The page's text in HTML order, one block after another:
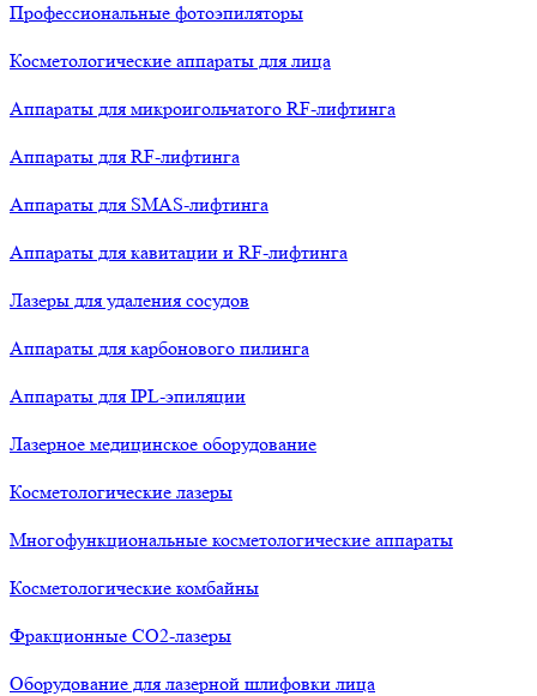
Профессиональные фотоэпиляторы
Косметологические аппараты для лица
Аппараты для микроигольчатого RF-лифтинга
Аппараты для RF-лифтинга
Аппараты для SMAS-лифтинга
Аппараты для кавитации и RF-лифтинга
Лазеры для удаления сосудов
Аппараты для карбонового пилинга
Аппараты для IPL-эпиляции
Лазерное медицинское оборудование
Косметологические лазеры
Многофункциональные косметологические аппараты
Косметологические комбайны
Фракционные СО2-лазеры
Оборудование для лазерной шлифовки лица